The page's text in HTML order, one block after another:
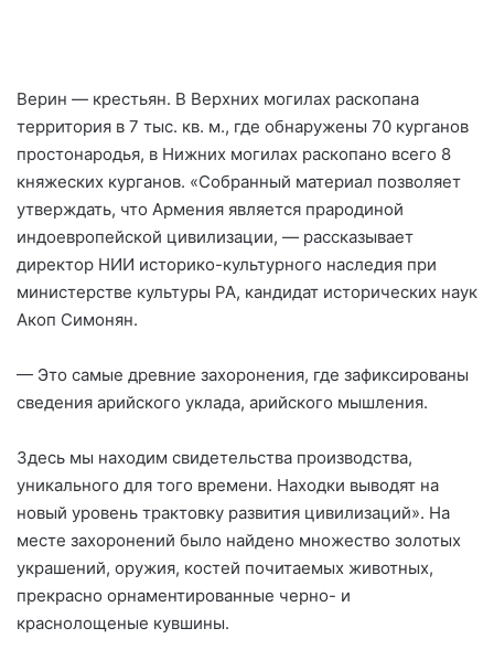
Верин — крестьян. В Верхних могилах раскопана
территория в 7 тыс. кв. м., где обнаружены 70 курганов
простонародья, в Нижних могилах раскопано всего 8
княжеских курганов. «Собранный материал позволяет
утверждать, что Армения является прародиной
индоевропейской цивилизации, — рассказывает
директор НИИ историко-культурного наследия при
министерстве культуры РА, кандидат исторических наук
Акоп Симонян.
— Это самые древние захоронения, где зафиксированы
сведения арийского уклада, арийского мышления.
Здесь мы находим свидетельства производства,
уникального для того времени. Находки выводят на
новый уровень трактовку развития цивилизаций». На
месте захоронений было найдено множество золотых
украшений, оружия, костей почитаемых животных,
прекрасно орнаментированные черно- и
краснолощеные кувшины.